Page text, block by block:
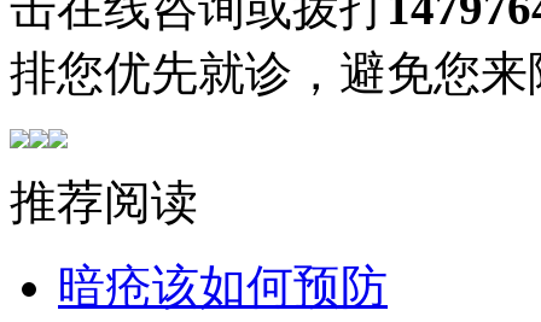
排您优先就诊，避免您
推荐阅读
暗疮该如何预防